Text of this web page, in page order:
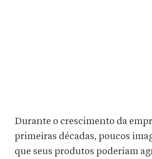
Durante o crescimento da
primeiras décadas, poucos
que seus produtos poderiam